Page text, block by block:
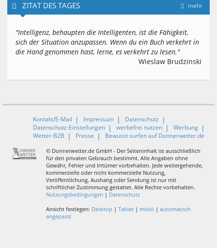
mehr
ZITAT DES TAGES
"Intelligenz, behaupten die Intelligenten, ist die Fähigkeit,
sich der Situation anzupassen. Wenn du ein Buch verkehrt in
die Hand genommen hast, lerne, es verkehrt zu lesen."
Wieslaw Brudzinski
Kontakt/E-Mail Impressum
Datenschutz
Datenschutz-Einstellungen
werbefrei nutzen
Werbung
Wetter-B2B
Presse Bewusst surfen auf Donnerwetter.de
© Donnerwetter.de GmbH - Der Seiteninhalt ist ausschließlich
für den privaten Gebrauch bestimmt. Alle Angaben ohne
Gewähr, Fehler und Irrtümer vorbehalten. Jede weitergehende,
kommerzielle oder nicht kommerzielle Nutzung,
Veröffentlichung, Aushang oder Sendung ist nur mit
schriftlicher Zustimmung gestattet. Alle Rechte vorbehalten.
Nutzungsbedingungen | Datenschutz
Ansicht festlegen: Desktop | Tablet| mobil | automatisch
angepasst